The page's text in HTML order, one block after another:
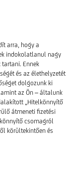
arra, hogy a
indokolatlanul nagy
tartani. Ennek
és az élethelyzetét
dolgozunk ki
az Ön – általunk
„Hitelkönnyítő
átmeneti fizetési
csomagról
körültekintően és